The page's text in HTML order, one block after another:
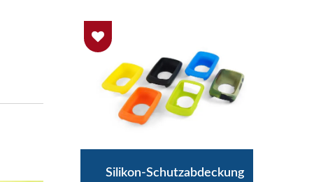
Silikon-Schutzabdeckung